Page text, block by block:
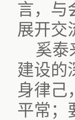
言，与
展开交
奚泰
建设的
身律己
平常；